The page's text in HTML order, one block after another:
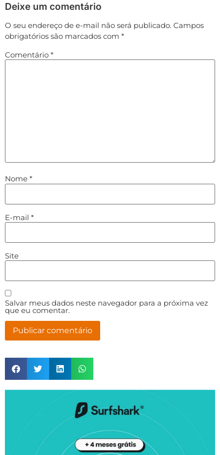
Deixe um comentário
O seu endereço de e-mail não será publicado. Campos
obrigatórios são marcados com *
Comentário *
Nome *
E-mail *
Site
Salvar meus dados neste navegador para a próxima vez
que eu comentar.